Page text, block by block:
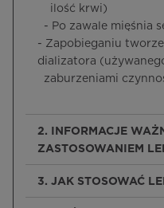
ilość krwi)
- Po zawale mięśnia
- Zapobieganiu
dializatora
zaburzeniami
2. INFORMACJE
ZASTOSOWANIEM
3. JAK STOSOWAĆ